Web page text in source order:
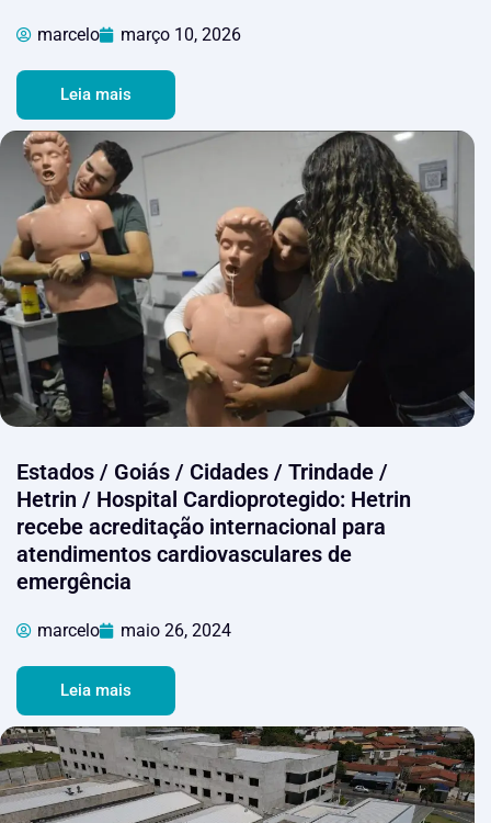
marcelo março 10, 2026
Leia mais
Estados / Goiás / Cidades / Trindade /
Hetrin / Hospital Cardioprotegido: Hetrin
recebe acreditação internacional para
atendimentos cardiovasculares de
emergência
marcelo maio 26, 2024
Leia mais